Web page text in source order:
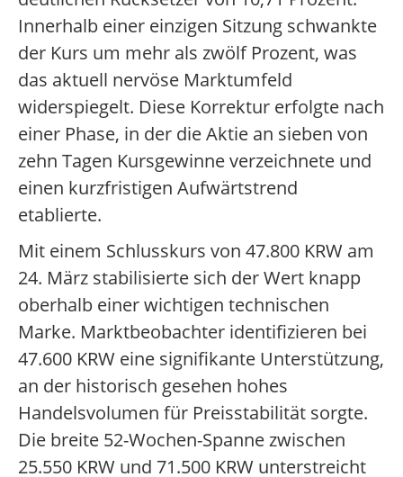
Innerhalb einer einzigen Sitzung schwankte
der Kurs um mehr als zwölf Prozent, was
das aktuell nervöse Marktumfeld
widerspiegelt. Diese Korrektur erfolgte nach
einer Phase, in der die Aktie an sieben von
zehn Tagen Kursgewinne verzeichnete und
einen kurzfristigen Aufwärtstrend
etablierte.
Mit einem Schlusskurs von 47.800 KRW am
24. März stabilisierte sich der Wert knapp
oberhalb einer wichtigen technischen
Marke. Marktbeobachter identifizieren bei
47.600 KRW eine signifikante Unterstützung,
an der historisch gesehen hohes
Handelsvolumen für Preisstabilität sorgte.
Die breite 52-Wochen-Spanne zwischen
25.550 KRW und 71.500 KRW unterstreicht